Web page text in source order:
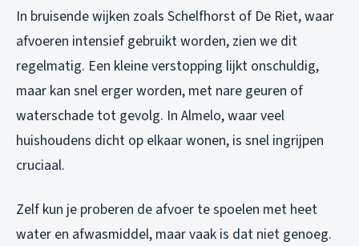
In bruisende wijken zoals Schelfhorst of De Riet, waar
afvoeren intensief gebruikt worden, zien we dit
regelmatig. Een kleine verstopping lijkt onschuldig,
maar kan snel erger worden, met nare geuren of
waterschade tot gevolg. In Almelo, waar veel
huishoudens dicht op elkaar wonen, is snel ingrijpen
cruciaal.
Zelf kun je proberen de afvoer te spoelen met heet
water en afwasmiddel, maar vaak is dat niet genoeg.